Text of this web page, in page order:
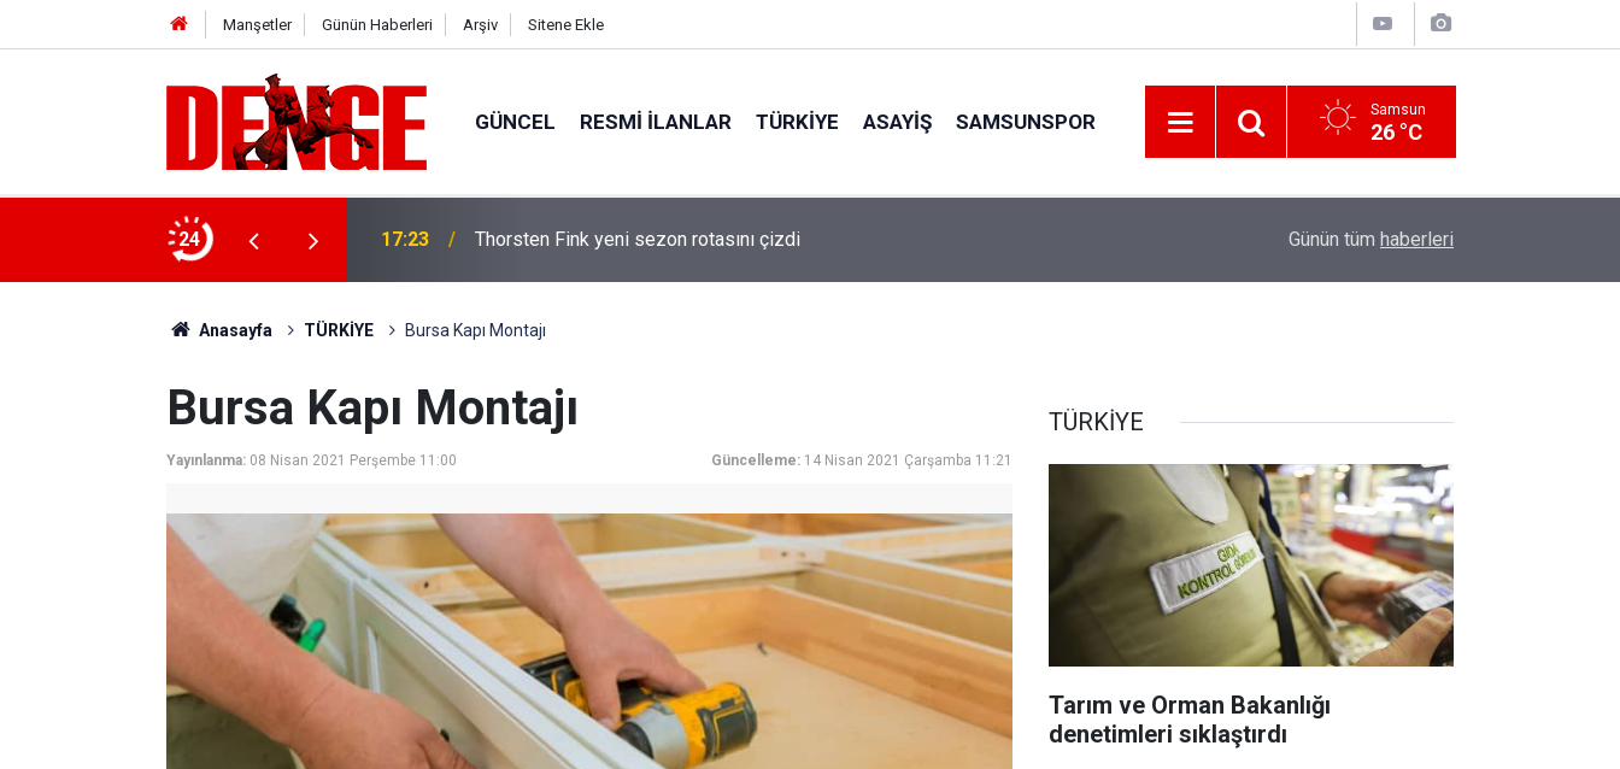
Manşetler Günün Haberleri Arşiv Sitene Ekle
GÜNCEL RESMI İLANLAR TÜRKİYE ASAYİŞ SAMSUNSPOR Samsun
26 °C
24 17:23 Thorsten Fink yeni sezon rotasını çizdi Vatandaşlar evlerinden danışmanlık hizmeti
Günün tüm haberleri
Anasayfa TÜRKİYE Bursa Kapı Montajı
Bursa Kapı Montajı
Yayınlanma: 08 Nisan 2021 Perşembe 11:00 Güncelleme: 14 Nisan 2021 Çarşamba 11:21
TÜRKİYE
Tarım ve Orman Bakanlığı
denetimleri sıklaştırdı